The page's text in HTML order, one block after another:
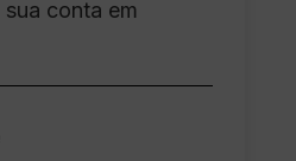
conta em